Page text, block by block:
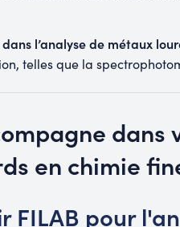
l’analyse de métaux
telles que la
dans
en chimie
FILAB pour